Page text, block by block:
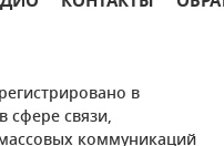
в
сфере связи,